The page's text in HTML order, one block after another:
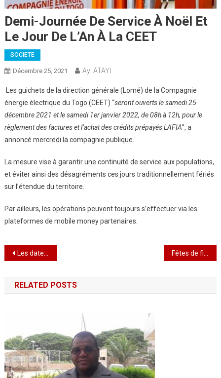
Demi-Journée De Service À Noël Et
Le Jour De L’An À La CEET
SOCIETE
Décembre 25, 2021 Ayi ATAYI
Les guichets de la direction générale (Lomé) de la Compagnie
énergie électrique du Togo (CEET) “seront ouverts le samedi 25
décembre 2021 et le samedi 1er janvier 2022, de 08h à 12h, pour le
règlement des factures et l’achat des crédits prépayés LAFIA”, a
annoncé mercredi la compagnie publique.
La mesure vise à garantir une continuité de service aux populations,
et éviter ainsi des désagréments ces jours traditionnellement fériés
sur l’étendue du territoire.
Par ailleurs, les opérations peuvent toujours s’effectuer via les
plateformes de mobile money partenaires.
Navigation
de
l’article
Les dates des examens et concours de l’année scolaire 2021-2022 connues
RELATED POSTS